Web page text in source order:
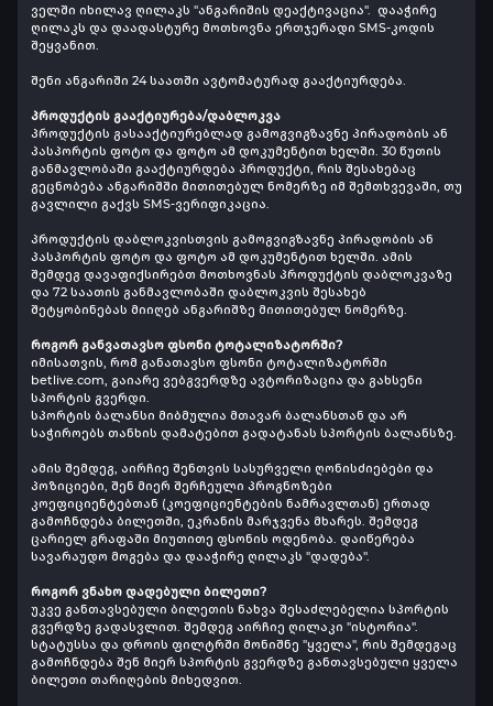
ველში იხილავ ღილაკს "ანგარიშის დეაქტივაცია". დააჭირე
ღილაკს და დაადასტურე მოთხოვნა ერთჯერადი SMS-კოდის
შეყვანით.
შენი ანგარიში 24 საათში ავტომატურად გააქტიურდება.
პროდუქტის გააქტიურება/დაბლოკვა
პროდუქტის გასააქტიურებლად გამოგვიგზავნე პირადობის ან
პასპორტის ფოტო და ფოტო ამ დოკუმენტით ხელში. 30 წუთის
განმავლობაში გააქტიურდება პროდუქტი, რის შესახებაც
გეცნობება ანგარიშში მითითებულ ნომერზე იმ შემთხვევაში, თუ
გავლილი გაქვს SMS-ვერიფიკაცია.
პროდუქტის დაბლოკვისთვის გამოგვიგზავნე პირადობის ან
პასპორტის ფოტო და ფოტო ამ დოკუმენტით ხელში. ამის
შემდეგ დავაფიქსირებთ მოთხოვნას პროდუქტის დაბლოკვაზე
და 72 საათის განმავლობაში დაბლოკვის შესახებ
შეტყობინებას მიიღებ ანგარიშზე მითითებულ ნომერზე.
როგორ განვათავსო ფსონი ტოტალიზატორში?
იმისათვის, რომ განათავსო ფსონი ტოტალიზატორში
betlive.com, გაიარე ვებგვერდზე ავტორიზაცია და გახსენი
სპორტის გვერდი.
სპორტის ბალანსი მიბმულია მთავარ ბალანსთან და არ
საჭიროებს თანხის დამატებით გადატანას სპორტის ბალანსზე.
ამის შემდეგ, აირჩიე შენთვის სასურველი ღონისძიებები და
პოზიციები, შენ მიერ შერჩეული პროგნოზები
კოეფიციენტებთან (კოეფიციენტების ნამრავლთან) ერთად
გამოჩნდება ბილეთში, ეკრანის მარჯვენა მხარეს. შემდეგ
ცარიელ გრაფაში მიუთითე ფსონის ოდენობა. დაიწერება
სავარაუდო მოგება და დააჭირე ღილაკს "დადება".
როგორ ვნახო დადებული ბილეთი?
უკვე განთავსებული ბილეთის ნახვა შესაძლებელია სპორტის
გვერდზე გადასვლით. შემდეგ აირჩიე ღილაკი "ისტორია".
სტატუსსა და დროის ფილტრში მონიშნე "ყველა", რის შემდეგაც
გამოჩნდება შენ მიერ სპორტის გვერდზე განთავსებული ყველა
ბილეთი თარიღების მიხედვით.